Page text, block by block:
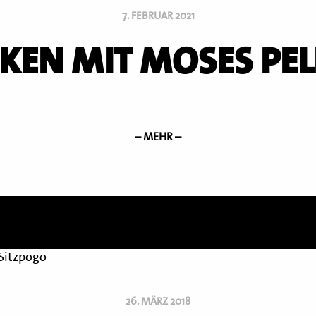
7. FEBRUAR 2021
MIT MOSES
– MEHR –
26. MÄRZ 2018